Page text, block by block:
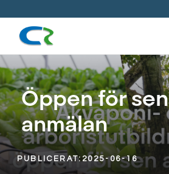
innehåll
Öppen för sen
anmälan
PUBLICERAT: 2025-06-16